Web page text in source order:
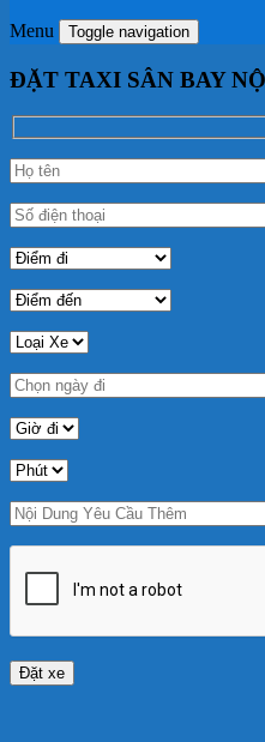
Menu Toggle navigation
ĐẶT TAXI SÂN BAY